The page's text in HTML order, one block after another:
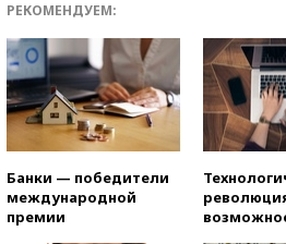
РЕКОМЕНДУЕМ:
Банки — победители
международной
премии